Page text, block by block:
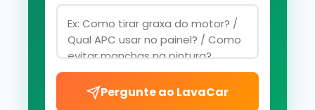
Pergunte ao LavaCar